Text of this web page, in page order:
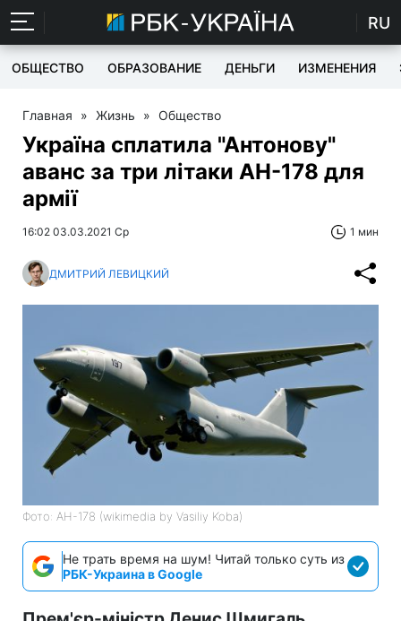
RU
ОБЩЕСТВО ОБРАЗОВАНИЕ ДЕНЬГИ ИЗМЕНЕНИЯ
Главная » Жизнь » Общество
Україна сплатила "Антонову"
аванс за три літаки АН-178 для
армії
16:02 03.03.2021 Ср 1 мин
ДМИТРИЙ ЛЕВИЦКИЙ
Фото: АН-178 (wikimedia by Vasiliy Koba)
Не трать время на шум! Читай только суть из
РБК-Украина в Google